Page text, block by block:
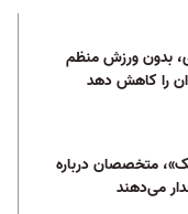
بدون ورزش منظم
را کاهش دهد
متخصصان درباره
می‌‌دهند